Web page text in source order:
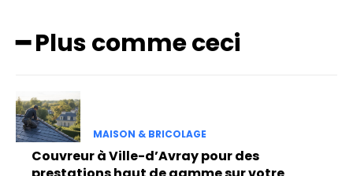
━ Plus comme ceci
MAISON & BRICOLAGE
Couvreur à Ville-d’Avray pour des